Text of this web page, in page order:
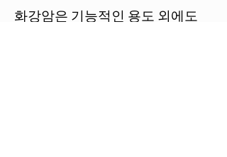
화강암은 기능적인 용도 외에도